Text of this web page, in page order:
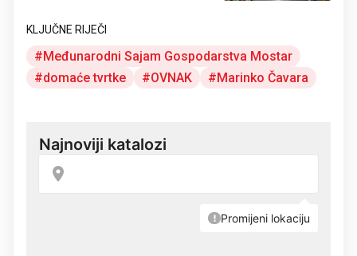
KLJUČNE RIJEČI
Međunarodni Sajam Gospodarstva Mostar
domaće tvrtke
OVNAK Marinko Čavara